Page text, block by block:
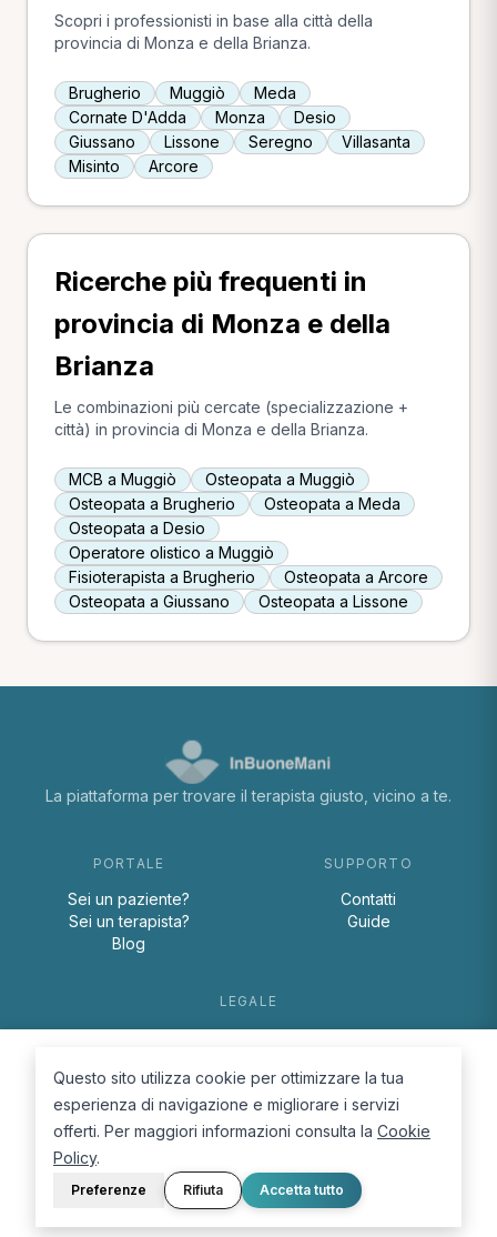
Scopri i professionisti in base alla città della
provincia di Monza e della Brianza.
Brugherio Muggiò
Meda
Cornate D'Adda
Monza
Desio
Giussano
Lissone Seregno
Villasanta
Misinto
Arcore
Ricerche più frequenti in
provincia di Monza e della
Brianza
Le combinazioni più cercate (specializzazione +
città) in provincia di Monza e della Brianza.
MCB a Muggiò
Osteopata a Muggiò
Osteopata a Brugherio
Osteopata a Meda
Osteopata a Desio
Operatore olistico a Muggiò
Fisioterapista a Brugherio
Osteopata a Arcore
Osteopata a Giussano
Osteopata a Lissone
La piattaforma per trovare il terapista giusto, vicino a te.
PORTALE
Sei un paziente?
Sei un terapista?
Blog
SUPPORTO
Contatti
Guide
LEGALE
Cookie Policy
© 2026 D.Lab S.r.l. — InBuoneMani
Questo sito utilizza cookie per ottimizzare la tua
esperienza di navigazione e migliorare i servizi
offerti. Per maggiori informazioni consulta la Cookie
Policy.
Preferenze Rifiuta Accetta tutto